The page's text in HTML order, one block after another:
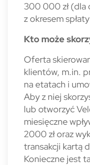
300 000 zł
z okresem
Kto może
Oferta
klientów, m.in.
na etatach i
Aby z niej
lub otworzyć
miesięczne
2000 zł oraz
transakcji kartą
Konieczne jest